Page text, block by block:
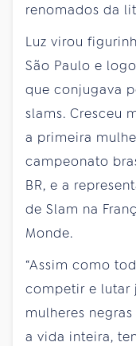
renomados da
Luz virou
São Paulo e
que conjugava
slams. Cresceu
a primeira
campeonato
BR, e a
de Slam na
Monde.
“Assim como
competir e lutar
mulheres
a vida inteira,